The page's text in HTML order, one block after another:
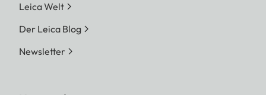
Leica Welt
Der Leica Blog
Newsletter